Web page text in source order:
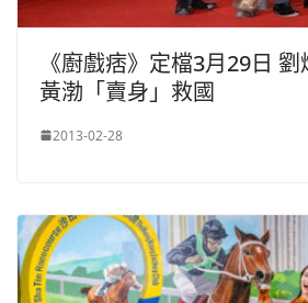
《廚戲痞》定檔3月29日 劉
黃渤「賣身」救國
2013-02-28